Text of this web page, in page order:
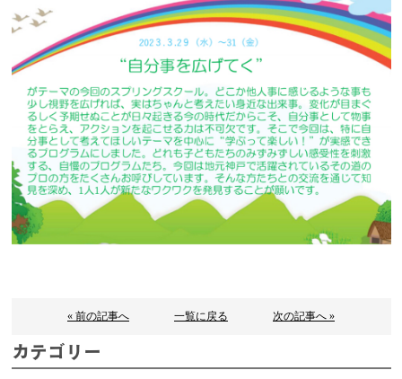
« 前の記事へ 一覧に戻る 次の記事へ »
カテゴリー